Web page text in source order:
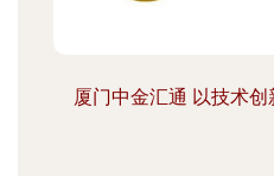
厦门中金汇通 以技术